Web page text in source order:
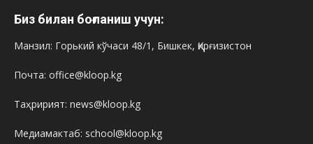
Биз билан боғланиш учун:
Манзил: Горький кўчаси 48/1, Бишкек, Қирғизистон
Почта: office@kloop.kg
Таҳририят: news@kloop.kg
Медиамактаб: school@kloop.kg